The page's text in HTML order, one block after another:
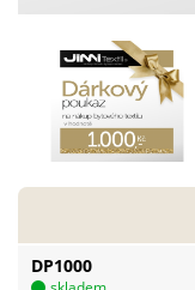
DP1000